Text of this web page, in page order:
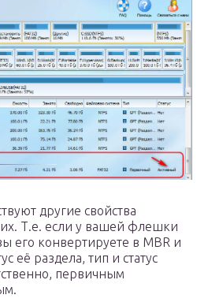
другие свойства
Т.е. если у вашей флешки
его конвертируете в MBR и
её раздела, тип и статус
первичным